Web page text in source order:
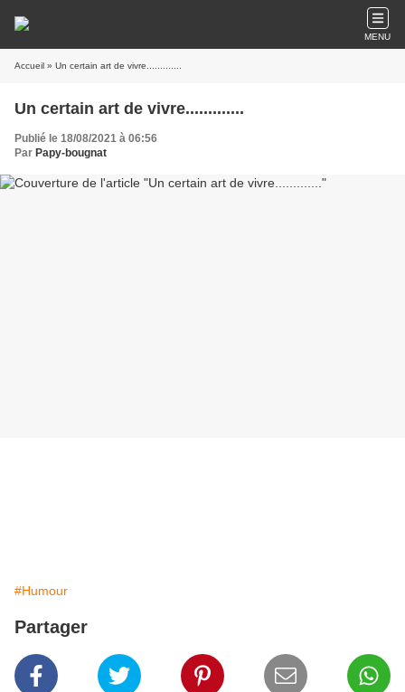
MENU
Accueil » Un certain art de vivre.............
Un certain art de vivre.............
Publié le 18/08/2021 à 06:56
Par Papy-bougnat
#Humour
Partager